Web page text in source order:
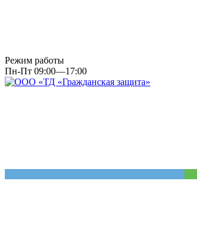
Режим работы
Пн-Пт 09:00—17:00